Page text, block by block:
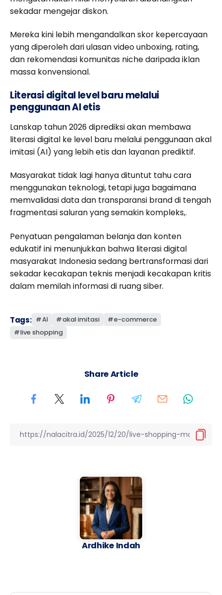
sekadar mengejar diskon.
Mereka kini lebih mengandalkan skor kepercayaan
yang diperoleh dari ulasan video unboxing, rating,
dan rekomendasi komunitas niche daripada iklan
massa konvensional.
Literasi digital level baru melalui
penggunaan AI etis
Lanskap tahun 2026 diprediksi akan membawa
literasi digital ke level baru melalui penggunaan akal
imitasi (AI) yang lebih etis dan layanan prediktif.
Masyarakat tidak lagi hanya dituntut tahu cara
menggunakan teknologi, tetapi juga bagaimana
memvalidasi data dan transparansi brand di tengah
fragmentasi saluran yang semakin kompleks,.
Penyatuan pengalaman belanja dan konten
edukatif ini menunjukkan bahwa literasi digital
masyarakat Indonesia sedang bertransformasi dari
sekadar kecakapan teknis menjadi kecakapan kritis
dalam memilah informasi di ruang siber.
Tags: AI akal imitasi
e-commerce
live shopping
Share Article
Ardhike Indah